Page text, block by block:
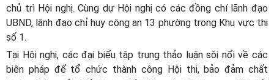
chủ trì Hội nghị. Cùng dự Hội nghị có các đồng chí lãnh đạo
UBND, lãnh đạo chỉ huy công an 13 phường trong Khu vực thi
số 1.
Tại Hội nghị, các đại biểu tập trung thảo luận sôi nổi về các
biên pháp để tổ chức thành công Hội thi, bảo đảm chất